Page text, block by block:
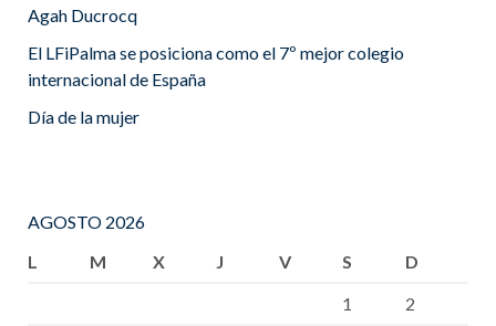
Agah Ducrocq
El LFiPalma se posiciona como el 7º mejor colegio
internacional de España
Día de la mujer
AGOSTO 2026
L
M X J V S
D
1
2